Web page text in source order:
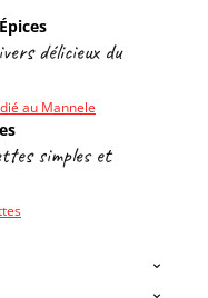
délicieux du
au Mannele
simples et